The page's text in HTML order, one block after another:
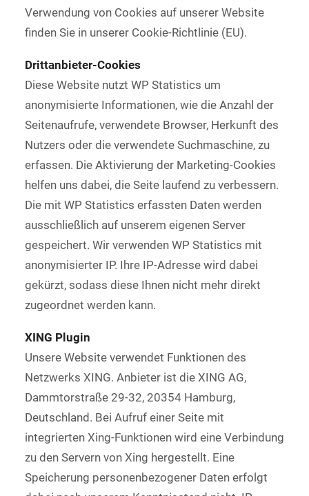
Verwendung von Cookies auf unserer Website
finden Sie in unserer Cookie-Richtlinie (EU).
Drittanbieter-Cookies
Diese Website nutzt WP Statistics um
anonymisierte Informationen, wie die Anzahl der
Seitenaufrufe, verwendete Browser, Herkunft des
Nutzers oder die verwendete Suchmaschine, zu
erfassen. Die Aktivierung der Marketing-Cookies
helfen uns dabei, die Seite laufend zu verbessern.
Die mit WP Statistics erfassten Daten werden
ausschließlich auf unserem eigenen Server
gespeichert. Wir verwenden WP Statistics mit
anonymisierter IP. Ihre IP-Adresse wird dabei
gekürzt, sodass diese Ihnen nicht mehr direkt
zugeordnet werden kann.
XING Plugin
Unsere Website verwendet Funktionen des
Netzwerks XING. Anbieter ist die XING AG,
Dammtorstraße 29-32, 20354 Hamburg,
Deutschland. Bei Aufruf einer Seite mit
integrierten Xing-Funktionen wird eine Verbindung
zu den Servern von Xing hergestellt. Eine
Speicherung personenbezogener Daten erfolgt